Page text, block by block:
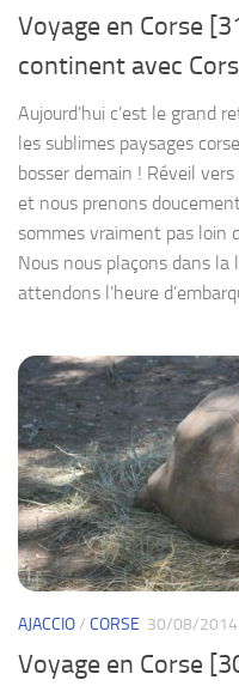
Voyage en Corse
continent avec
Aujourd’hui c’est le grand
les sublimes paysages
bosser demain ! Réveil
et nous prenons
sommes vraiment pas loin
Nous nous plaçons dans
attendons l’heure
AJACCIO/ CORSE 30/08/2014
Voyage en Corse